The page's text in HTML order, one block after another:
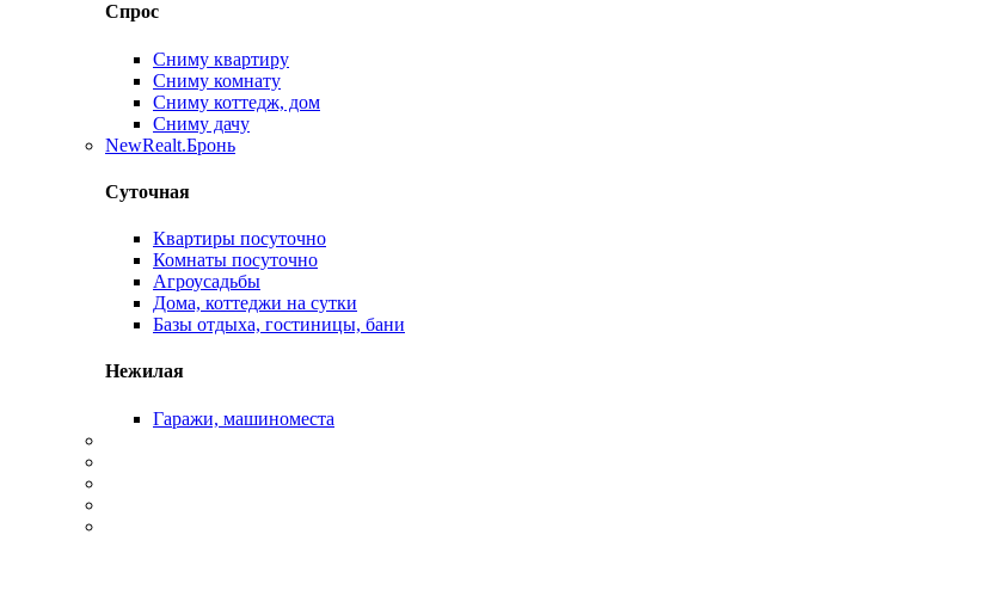
Спрос
Сниму квартиру
Сниму комнату
Сниму коттедж, дом
Сниму дачу
NewRealt.Бронь
Суточная
Квартиры посуточно
Комнаты посуточно
Агроусадьбы
Дома, коттеджи на сутки
Базы отдыха, гостиницы, бани
Нежилая
Гаражи, машиноместа